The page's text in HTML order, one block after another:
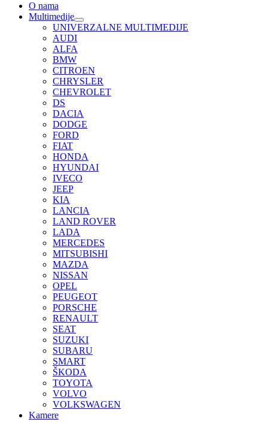
O nama
Multimedije
UNIVERZALNE MULTIMEDIJE
AUDI
ALFA
BMW
CITROEN
CHRYSLER
CHEVROLET
DS
DACIA
DODGE
FORD
FIAT
HONDA
HYUNDAI
IVECO
JEEP
KIA
LANCIA
LAND ROVER
LADA
MERCEDES
MITSUBISHI
MAZDA
NISSAN
OPEL
PEUGEOT
PORSCHE
RENAULT
SEAT
SUZUKI
SUBARU
SMART
ŠKODA
TOYOTA
VOLVO
VOLKSWAGEN
Kamere